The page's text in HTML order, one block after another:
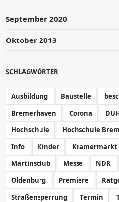
September 2020
Oktober 2013
SCHLAGWÖRTER
Ausbildung Baustelle
Bremerhaven
Corona DUH
Hochschule
Hochschule
Info
Kinder Kramermarkt
Martinsclub
Messe NDR
Oldenburg
Premiere
Straßensperrung
Termin